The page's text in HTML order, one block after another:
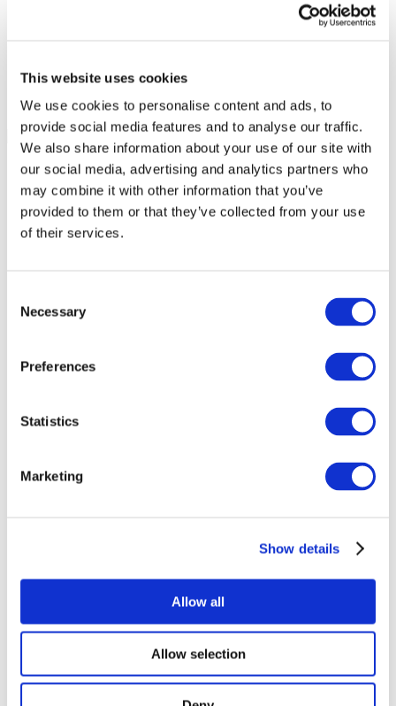
This website uses cookies
We use cookies to personalise content and ads, to
provide social media features and to analyse our traffic.
We also share information about your use of our site with
our social media, advertising and analytics partners who
may combine it with other information that you’ve
provided to them or that they’ve collected from your use
of their services.
Selection
Necessary
Preferences
Statistics
Marketing
Show details
Allow all
Allow selection
Alle
At vise
Klassisk musik
Rockmusik
Jazz og Blues
Israelsk musik
Folklore